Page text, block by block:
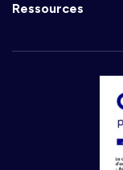
Ressources